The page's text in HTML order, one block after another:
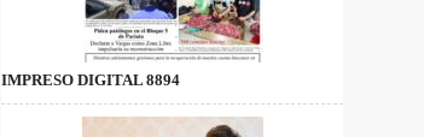
IMPRESO DIGITAL 8894